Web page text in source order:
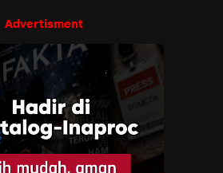
Advertisment